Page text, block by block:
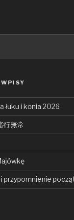
łuku i konia 2026
行無常
przypomnienie